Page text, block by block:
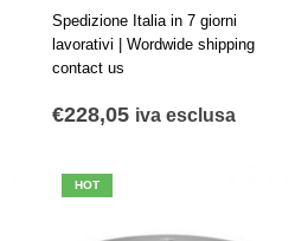
Spedizione Italia in 7 giorni
lavorativi | Wordwide shipping
contact us
€228,05 iva esclusa
HOT